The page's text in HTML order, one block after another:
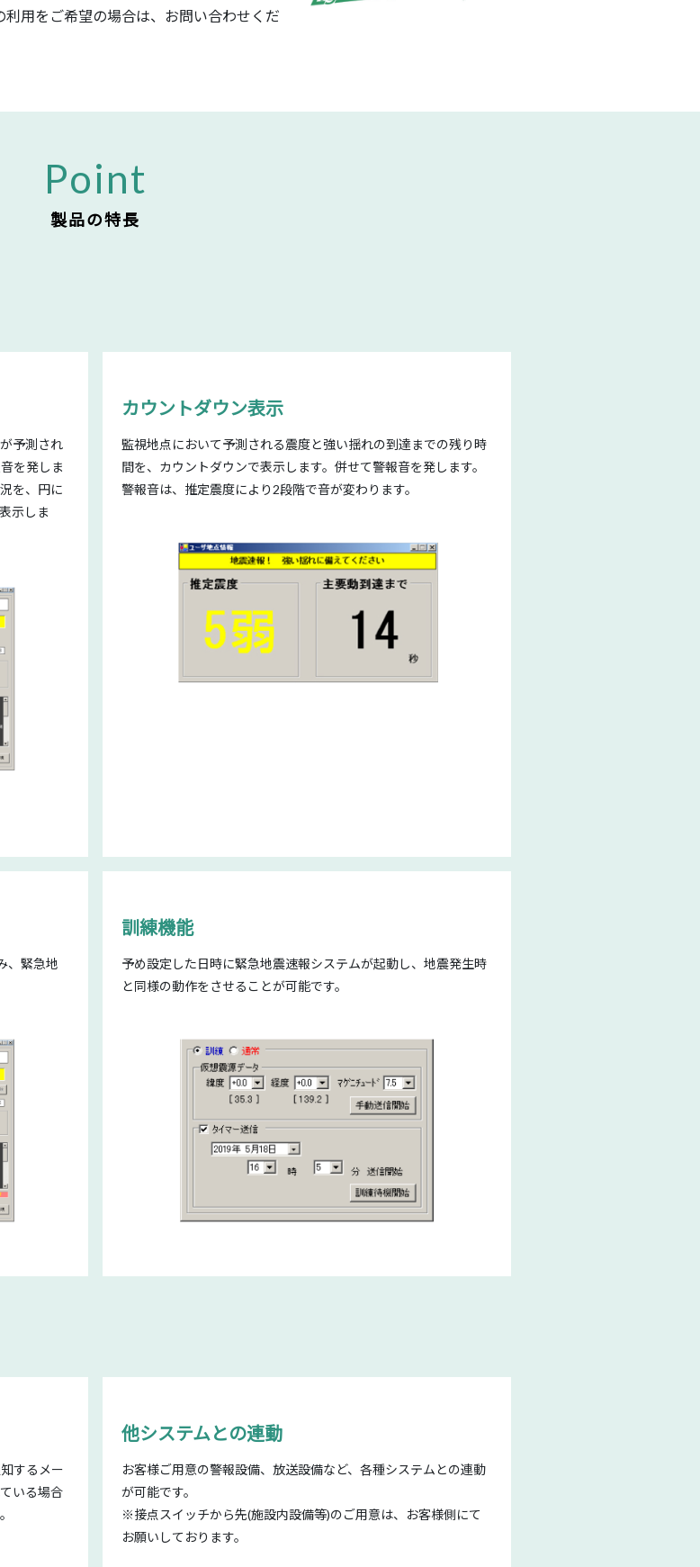
用をご希望の場合は、お問い合わせくだ
Point
予測され
を発しま
を、円に
示しま
カウントダウン表示
監視地点において予測される震度と強い揺れの到達までの残り時
間を、カウントダウンで表示します。併せて警報音を発します。
警報音は、推定震度により2段階で音が変わります。
、緊急地
訓練機能
予め設定した日時に緊急地震速報システムが起動し、地震発生時
と同様の動作をさせることが可能です。
するメー
いる場合
他システムとの連動
お客様ご用意の警報設備、放送設備など、各種システムとの連動
が可能です。
※接点スイッチから先(施設内設備等)のご用意は、お客様側にて
お願いしております。